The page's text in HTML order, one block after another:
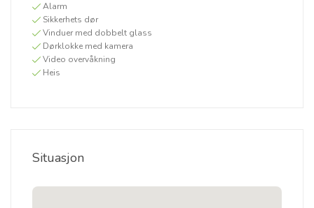
Alarm
Sikkerhets dør
Vinduer med dobbelt glass
Dørklokke med kamera
Video overvåkning
Heis
Situasjon